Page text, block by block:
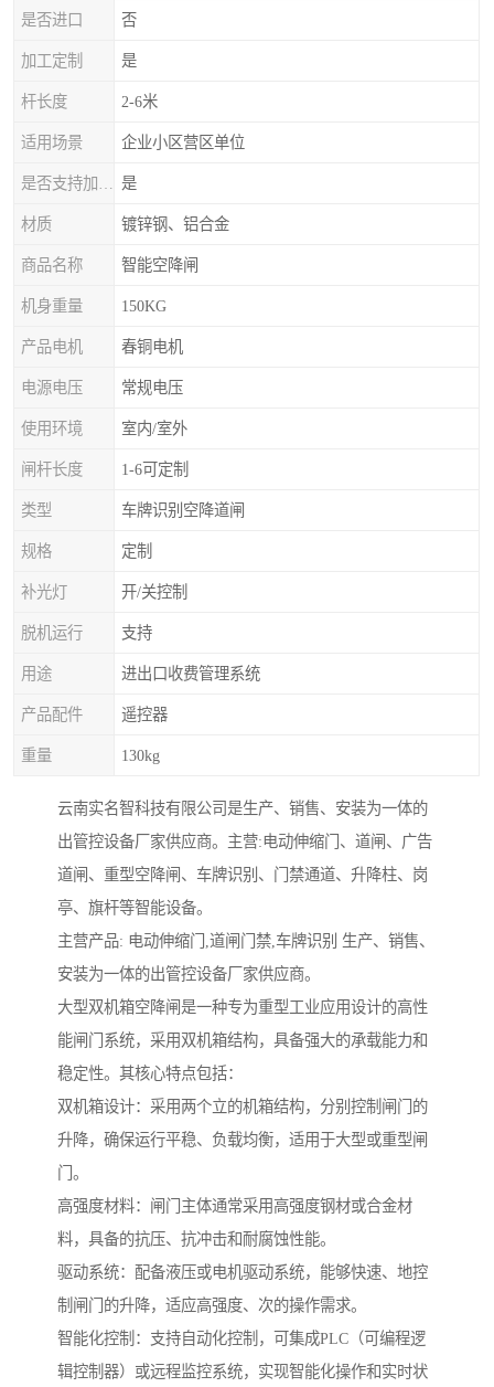
是否进口 否
加工定制 是
杆长度 2-6米
适用场景 企业小区营区单位
是
材质 镀锌钢、铝合金
商品名称 智能空降闸
机身重量 150KG
产品电机 春铜电机
电源电压 常规电压
使用环境 室内/室外
闸杆长度 1-6可定制
类型 车牌识别空降道闸
规格 定制
补光灯 开/关控制
脱机运行 支持
用途 进出口收费管理系统
产品配件 遥控器
重量 130kg
云南实名智科技有限公司是生产、销售、安装为一体的
出管控设备厂家供应商。主营:电动伸缩门、道闸、广告
道闸、重型空降闸、车牌识别、门禁通道、升降柱、岗
亭、旗杆等智能设备。
主营产品: 电动伸缩门,道闸门禁,车牌识别 生产、销售、
安装为一体的出管控设备厂家供应商。
大型双机箱空降闸是一种专为重型工业应用设计的高性
能闸门系统，采用双机箱结构，具备强大的承载能力和
稳定性。其核心特点包括：
双机箱设计：采用两个立的机箱结构，分别控制闸门的
升降，确保运行平稳、负载均衡，适用于大型或重型闸
门。
高强度材料：闸门主体通常采用高强度钢材或合金材
料，具备的抗压、抗冲击和耐腐蚀性能。
驱动系统：配备液压或电机驱动系统，能够快速、地控
制闸门的升降，适应高强度、次的操作需求。
智能化控制：支持自动化控制，可集成PLC（可编程逻
辑控制器）或远程监控系统，实现智能化操作和实时状